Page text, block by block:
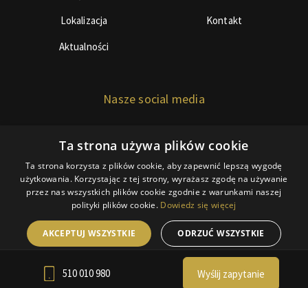
510 010 980 Wyślij zapytanie
Lokalizacja
Aktualności
Kontakt
Nasze social media
© Copyright 2018 BDInwestor
Polityka ciasteczek
RODO
Webdesign by Webidea.pl
Ta strona używa plików cookie
Ta strona korzysta z plików cookie, aby zapewnić lepszą wygodę
użytkowania. Korzystając z tej strony, wyrażasz zgodę na używanie
przez nas wszystkich plików cookie zgodnie z warunkami naszej
polityki plików cookie. Dowiedz się więcej
AKCEPTUJ WSZYSTKIE ODRZUĆ WSZYSTKIE
POKAŻ SZCZEGÓŁY
POWERED BY COOKIESCRIPT